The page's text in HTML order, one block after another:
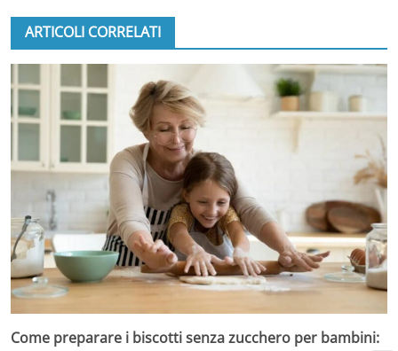
ARTICOLI CORRELATI
Come preparare i biscotti senza zucchero per bambini: